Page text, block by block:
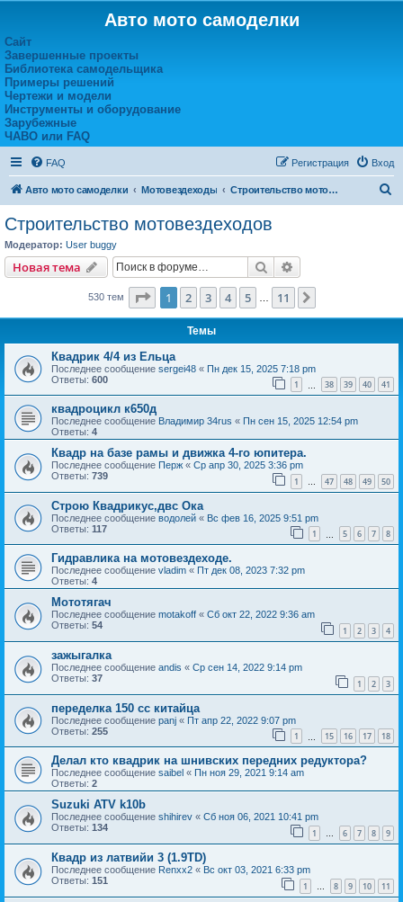
Авто мото самоделки
Сайт
Завершенные проекты
Библиотека самодельщика
Примеры решений
Чертежи и модели
Инструменты и оборудование
Зарубежные
ЧАВО или FAQ
FAQ Вход
Регистрация
Авто мото самоделки Мотовездеходы Строительство мотовездеходов
Строительство мотовездеходов
Модератор: User buggy
Новая тема Поиск
530 тем Страница из 11
1 2 3 4 5 11
Темы
Квадрик 4/4 из Ельца
Последнее сообщение sergei48 « Пн дек 15, 2025 7:18 pm
Ответы: 600 1 38 39 40 41
квадроцикл к650д
Последнее сообщение Владимир 34rus « Пн сен 15, 2025 12:54 pm
Ответы: 4
Квадр на базе рамы и движка 4-го юпитера.
Последнее сообщение Перж « Ср апр 30, 2025 3:36 pm
Ответы: 739 1 … 47 48 49 50
Строю Квадрикус,двс Ока
Последнее сообщение водолей « Вс фев 16, 2025 9:51 pm
Ответы: 117 1 5 6 7 8
Гидравлика на мотовездеходе.
Последнее сообщение vladim « Пт дек 08, 2023 7:32 pm
Ответы: 4
Мототягач
Последнее сообщение motakoff « Сб окт 22, 2022 9:36 am
Ответы: 54 1 2 3 4
зажыгалка
Последнее сообщение andis « Ср сен 14, 2022 9:14 pm
Ответы: 37 1 2 3
переделка 150 сс китайца
Последнее сообщение panj « Пт апр 22, 2022 9:07 pm
Ответы: 255 1 15 16 17 18
Делал кто квадрик на шнивских передних редуктора?
Последнее сообщение saibel « Пн ноя 29, 2021 9:14 am
Ответы: 2
Suzuki ATV k10b
Последнее сообщение shihirev « Сб ноя 06, 2021 10:41 pm
Ответы: 134 1 … 6 7 8 9
Квадр из латвийи 3 (1.9TD)
Последнее сообщение Renxx2 « Вс окт 03, 2021 6:33 pm
Ответы: 151 1 … 8 9 10 11